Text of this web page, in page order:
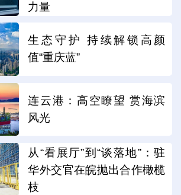
力量
生态守护 持续解锁高颜
值“重庆蓝”
连云港：高空瞭望 赏海滨
风光
从“看展厅”到“谈落地”：驻
华外交官在皖抛出合作橄榄
枝